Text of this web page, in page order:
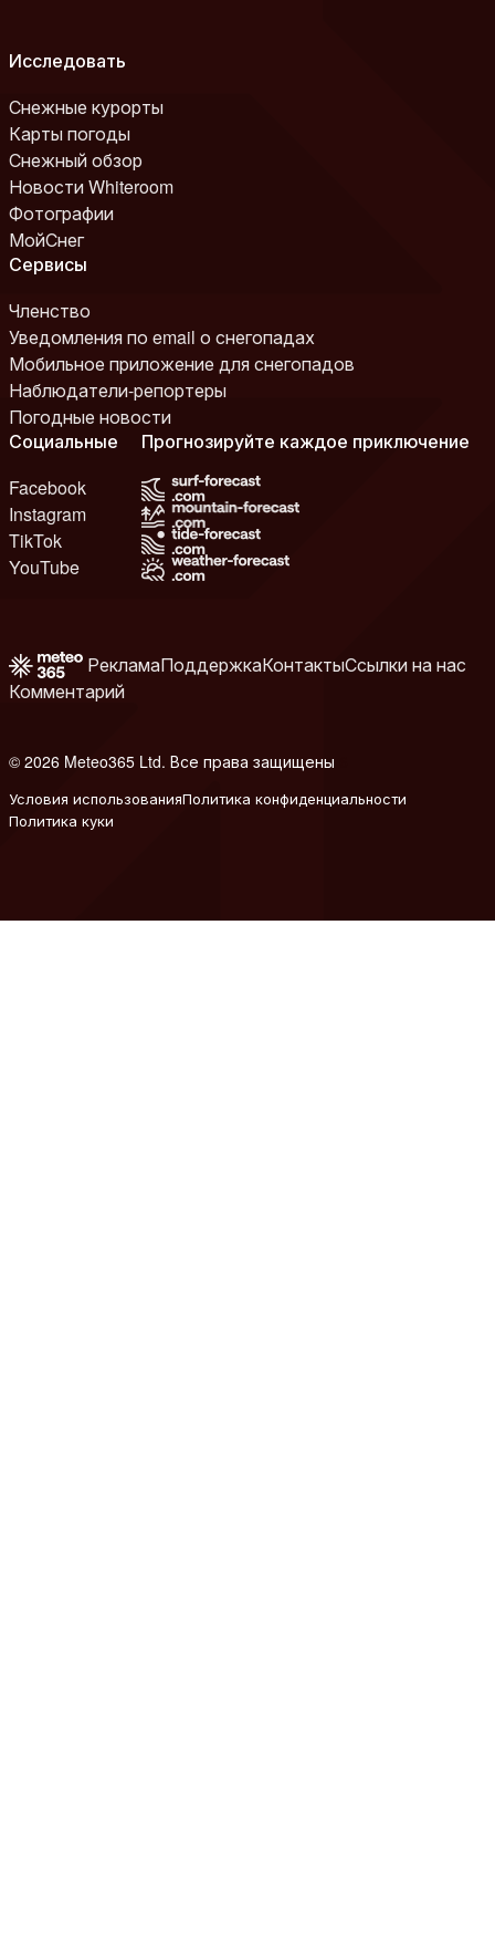
Исследовать
Снежные курорты
Карты погоды
Снежный обзор
Новости Whiteroom
Фотографии
МойСнег
Сервисы
Членство
Уведомления по email о снегопадах
Мобильное приложение для снегопадов
Наблюдатели-репортеры
Погодные новости
Социальные
Facebook
Instagram
TikTok
YouTube
Прогнозируйте каждое приключение
РекламаПоддержкаКонтактыСсылки на нас
Комментарий
© 2026 Meteo365 Ltd. Все права защищены
Условия использованияПолитика конфиденциальности
Политика куки